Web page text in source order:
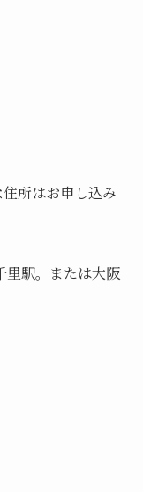
所はお申し込み
里駅。または大阪